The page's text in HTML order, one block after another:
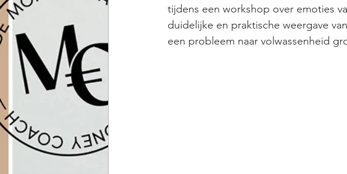
tijdens een workshop over emoties
duidelijke en praktische weergave
een probleem naar volwassenheid